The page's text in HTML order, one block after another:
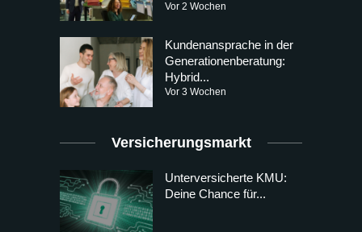
Vor 2 Wochen
Kundenansprache in der
Generationenberatung:
Hybrid...
Vor 3 Wochen
Versicherungsmarkt
Unterversicherte KMU:
Deine Chance für...